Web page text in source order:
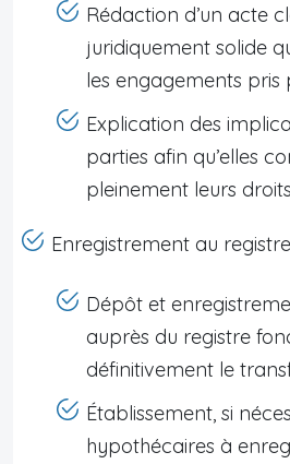
Rédaction d’un acte
juridiquement solide
les engagements pris
Explication des
parties afin qu’elles
pleinement leurs
Enregistrement au
Dépôt et
auprès du registre
définitivement le
Établissement, si
hypothécaires à